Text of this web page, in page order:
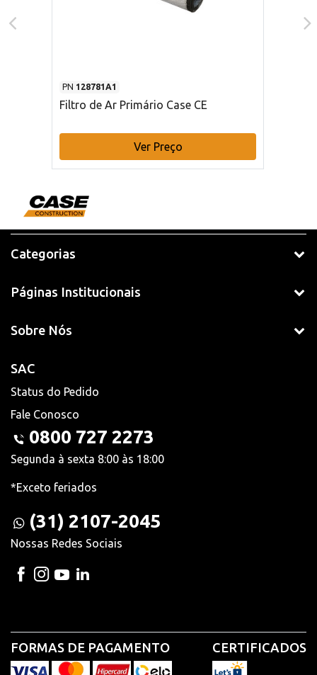
PN 128781A1
Filtro de Ar Primário Case CE
Ver Preço
Categorias
Páginas Institucionais
Sobre Nós
SAC
Status do Pedido
Fale Conosco
0800 727 2273
Segunda à sexta 8:00 às 18:00
*Exceto feriados
(31) 2107-2045
Nossas Redes Sociais
FORMAS DE PAGAMENTO CERTIFICADOS